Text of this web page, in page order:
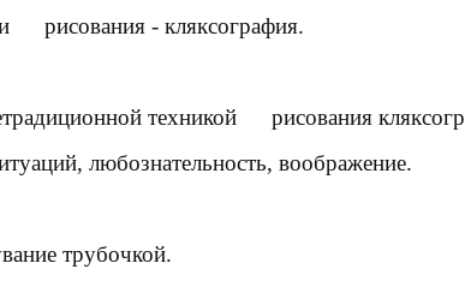
рисования - кляксография.
техникой рисования
любознательность, воображение.
трубочкой.